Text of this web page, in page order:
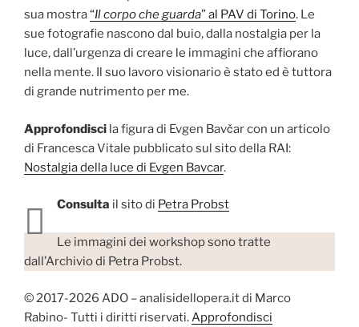
sua mostra“Il corpo che guarda” al PAV di Torino. Le
sue fotografie nascono dal buio, dalla nostalgia per la
luce, dall’urgenza di creare le immagini che affiorano
nella mente. Il suo lavoro visionario è stato ed è tuttora
di grande nutrimento per me.
Approfondisci la figura di Evgen Bavčar con un articolo
di Francesca Vitale pubblicato sul sito della RAI:
Nostalgia della luce di Evgen Bavcar.
Consulta il sito di Petra Probst
Le immagini dei workshop sono tratte
dall’Archivio di Petra Probst.
© 2017-2026 ADO – analisidellopera.it di Marco
Rabino- Tutti i diritti riservati.Approfondisci